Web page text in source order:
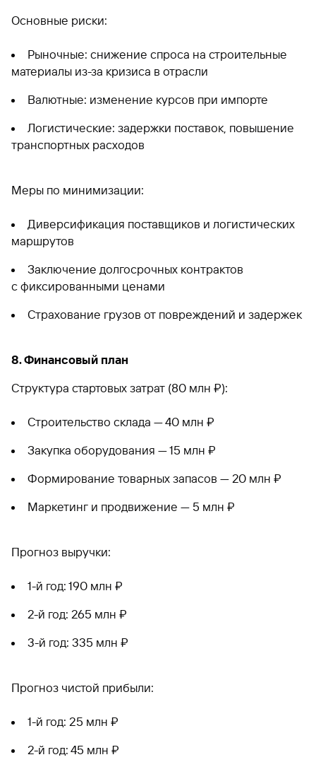
Основные риски:
Рыночные: снижение спроса на строительные
материалы из-за кризиса в отрасли
Валютные: изменение курсов при импорте
Логистические: задержки поставок, повышение
транспортных расходов
Меры по минимизации:
Диверсификация поставщиков и логистических
маршрутов
Заключение долгосрочных контрактов
с фиксированными ценами
Страхование грузов от повреждений и задержек
8. Финансовый план
Структура стартовых затрат (80 млн ₽):
Строительство склада — 40 млн ₽
Закупка оборудования — 15 млн ₽
Формирование товарных запасов — 20 млн ₽
Маркетинг и продвижение — 5 млн ₽
Прогноз выручки:
1-й год: 190 млн ₽
2-й год: 265 млн ₽
3-й год: 335 млн ₽
Прогноз чистой прибыли:
1-й год: 25 млн ₽
2-й год: 45 млн ₽